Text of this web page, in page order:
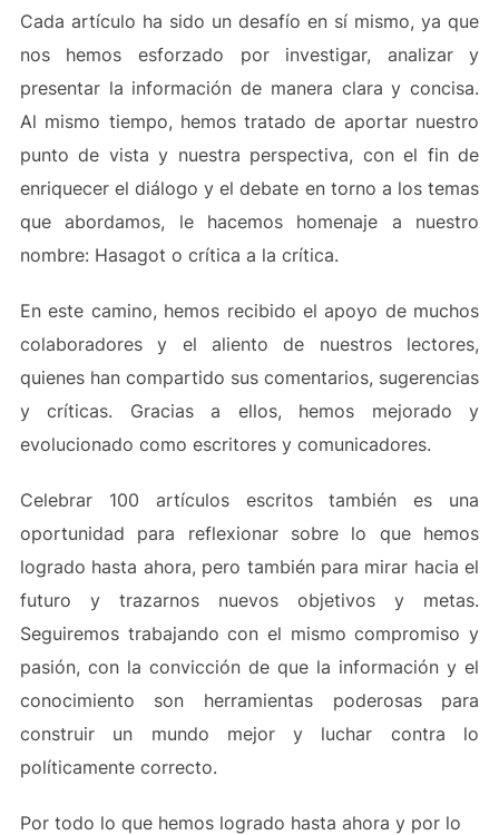
Cada artículo ha sido un desafío en sí mismo, ya que
nos hemos esforzado por investigar, analizar y
presentar la información de manera clara y concisa.
Al mismo tiempo, hemos tratado de aportar nuestro
punto de vista y nuestra perspectiva, con el fin de
enriquecer el diálogo y el debate en torno a los temas
que abordamos, le hacemos homenaje a nuestro
nombre: Hasagot o crítica a la crítica.
En este camino, hemos recibido el apoyo de muchos
colaboradores y el aliento de nuestros lectores,
quienes han compartido sus comentarios, sugerencias
y críticas. Gracias a ellos, hemos mejorado y
evolucionado como escritores y comunicadores.
Celebrar 100 artículos escritos también es una
oportunidad para reflexionar sobre lo que hemos
logrado hasta ahora, pero también para mirar hacia el
futuro y trazarnos nuevos objetivos y metas.
Seguiremos trabajando con el mismo compromiso y
pasión, con la convicción de que la información y el
conocimiento son herramientas poderosas para
construir un mundo mejor y luchar contra lo
políticamente correcto.
Por todo lo que hemos logrado hasta ahora y por lo